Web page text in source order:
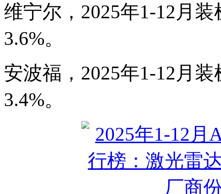
维宁尔，2025年1-12月
3.6%。
安波福，2025年1-12月
3.4%。